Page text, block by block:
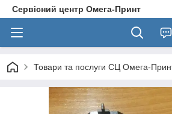
Сервісний центр Омега-Принт
Товари та послуги СЦ Омега-